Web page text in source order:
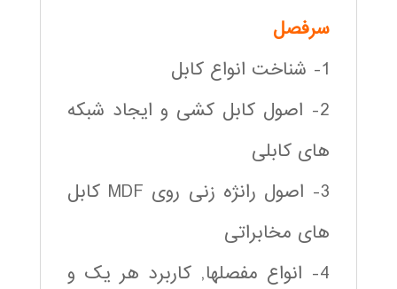
سرفصل
1- شناخت انواع کابل
2- اصول کابل کشی و ایجاد شبکه
های کابلی
3- اصول رانژه زنی روی MDF کابل
های مخابراتی
4- انواع مفصلها, کاربرد هر یک و